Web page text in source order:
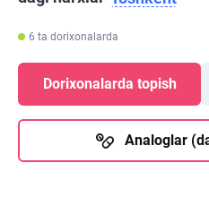
6 ta dorixonalarda
Dorixonalarda topish
Analoglar